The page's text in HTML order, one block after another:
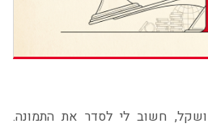
חשוב לי לסדר את התמונה.